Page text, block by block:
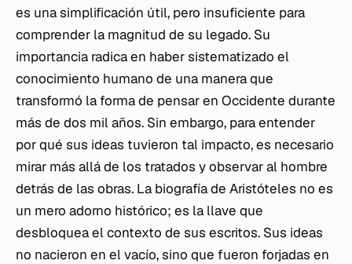
es una simplificación útil, pero insuficiente para
comprender la magnitud de su legado. Su
importancia radica en haber sistematizado el
conocimiento humano de una manera que
transformó la forma de pensar en Occidente durante
más de dos mil años. Sin embargo, para entender
por qué sus ideas tuvieron tal impacto, es necesario
mirar más allá de los tratados y observar al hombre
detrás de las obras. La biografía de Aristóteles no es
un mero adorno histórico; es la llave que
desbloquea el contexto de sus escritos. Sus ideas
no nacieron en el vacío, sino que fueron forjadas en